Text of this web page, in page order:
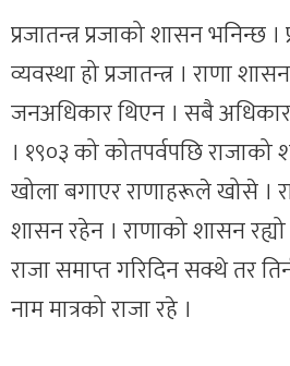
प्रजातन्त्र प्रजाको शासन भनिन्छ ।
व्यवस्था हो प्रजातन्त्र । राणा
जनअधिकार थिएन । सबै अधिकार
। १९०३ को कोतपर्वपछि
खोला बगाएर राणाहरूले खोसे ।
शासन रहेन । राणाको शासन
राजा समाप्त गरिदिन सक्थे तर
नाम मात्रको राजा रहे ।